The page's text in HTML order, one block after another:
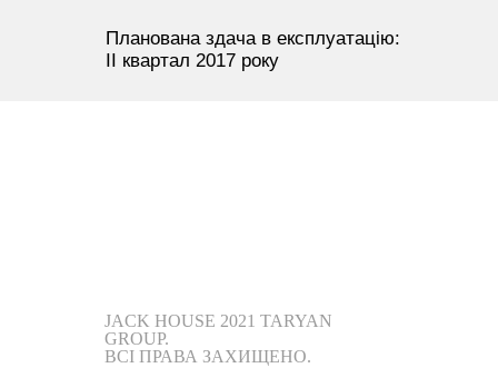
Планована здача в експлуатацію:
II квартал 2017 року
JACK HOUSE 2021 TARYAN
GROUP.
ВСІ ПРАВА ЗАХИЩЕНО.